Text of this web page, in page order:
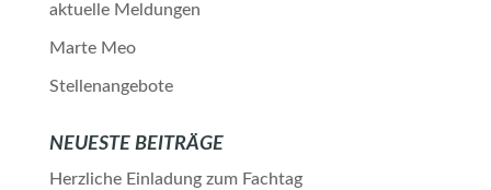
aktuelle Meldungen
Marte Meo
Stellenangebote
NEUESTE BEITRÄGE
Herzliche Einladung zum Fachtag